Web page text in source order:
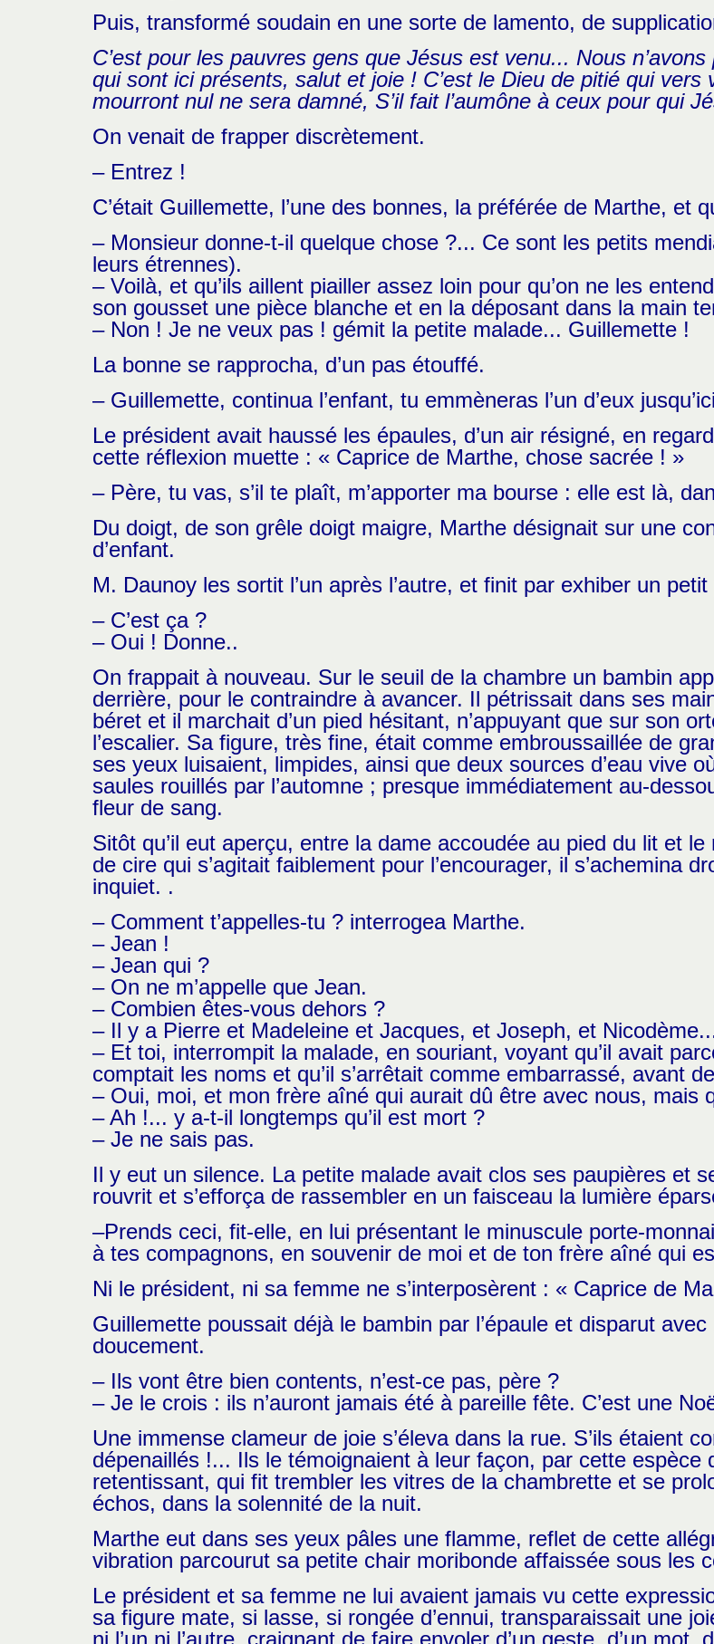
Puis, transformé soudain en une sorte de lamento, de
C’est pour les pauvres gens que Jésus est venu... Nous
qui sont ici présents, salut et joie ! C’est le Dieu de pitié qui vers
mourront nul ne sera damné, S’il fait l’aumône à ceux pour qui
On venait de frapper discrètement.
– Entrez !
C’était Guillemette, l’une des bonnes, la préférée de Marthe, et
– Monsieur donne-t-il quelque chose ?... Ce sont les petits
leurs étrennes).
– Voilà, et qu’ils aillent piailler assez loin pour qu’on ne les
son gousset une pièce blanche et en la déposant dans la main
– Non ! Je ne veux pas ! gémit la petite malade... Guillemette !
La bonne se rapprocha, d’un pas étouffé.
– Guillemette, continua l’enfant, tu emmèneras l’un d’eux
Le président avait haussé les épaules, d’un air résigné, en
cette réflexion muette : « Caprice de Marthe, chose sacrée ! »
– Père, tu vas, s’il te plaît, m’apporter ma bourse : elle est là,
Du doigt, de son grêle doigt maigre, Marthe désignait sur une
d’enfant.
M. Daunoy les sortit l’un après l’autre, et finit par exhiber un petit
– C’est ça ?
– Oui ! Donne..
On frappait à nouveau. Sur le seuil de la chambre un bambin
derrière, pour le contraindre à avancer. Il pétrissait dans ses
béret et il marchait d’un pied hésitant, n’appuyant que sur son
l’escalier. Sa figure, très fine, était comme embroussaillée de
ses yeux luisaient, limpides, ainsi que deux sources d’eau vive
saules rouillés par l’automne ; presque immédiatement au-
fleur de sang.
Sitôt qu’il eut aperçu, entre la dame accoudée au pied du lit et
de cire qui s’agitait faiblement pour l’encourager, il s’achemina
inquiet. .
– Comment t’appelles-tu ? interrogea Marthe.
– Jean !
– Jean qui ?
– On ne m’appelle que Jean.
– Combien êtes-vous dehors ?
– Il y a Pierre et Madeleine et Jacques, et Joseph, et
– Et toi, interrompit la malade, en souriant, voyant qu’il avait
comptait les noms et qu’il s’arrêtait comme embarrassé, avant
– Oui, moi, et mon frère aîné qui aurait dû être avec nous, mais
– Ah !... y a-t-il longtemps qu’il est mort ?
– Je ne sais pas.
Il y eut un silence. La petite malade avait clos ses paupières et
rouvrit et s’efforça de rassembler en un faisceau la lumière
–Prends ceci, fit-elle, en lui présentant le minuscule porte-
à tes compagnons, en souvenir de moi et de ton frère aîné qui
Ni le président, ni sa femme ne s’interposèrent : « Caprice de
Guillemette poussait déjà le bambin par l’épaule et disparut
doucement.
– Ils vont être bien contents, n’est-ce pas, père ?
– Je le crois : ils n’auront jamais été à pareille fête. C’est une
Une immense clameur de joie s’éleva dans la rue. S’ils étaient
dépenaillés !... Ils le témoignaient à leur façon, par cette espèce
retentissant, qui fit trembler les vitres de la chambrette et se
échos, dans la solennité de la nuit.
Marthe eut dans ses yeux pâles une flamme, reflet de cette
vibration parcourut sa petite chair moribonde affaissée sous les
Le président et sa femme ne lui avaient jamais vu cette
sa figure mate, si lasse, si rongée d’ennui, transparaissait une
ni l’un ni l’autre, craignant de faire envoler d’un geste, d’un